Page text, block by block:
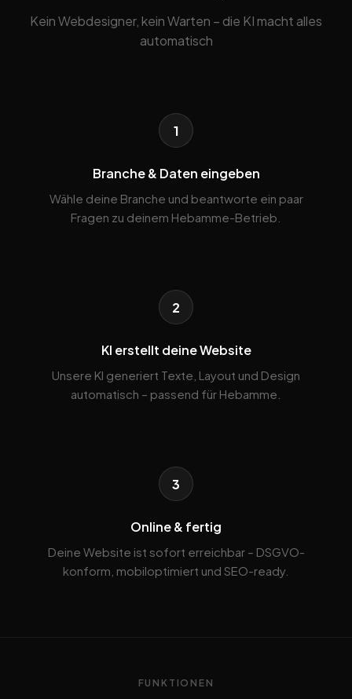
Kein Webdesigner, kein Warten – die KI macht alles
automatisch
1
Branche & Daten eingeben
Wähle deine Branche und beantworte ein paar
Fragen zu deinem Hebamme-Betrieb.
2
KI erstellt deine Website
Unsere KI generiert Texte, Layout und Design
automatisch – passend für Hebamme.
3
Online & fertig
Deine Website ist sofort erreichbar – DSGVO-
konform, mobiloptimiert und SEO-ready.
FUNKTIONEN